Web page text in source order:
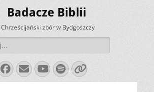
Badacze Biblii
Chrześcijański zbór w Bydgoszczy
Facebook
E-
mail
YouTube
Spotify
Link